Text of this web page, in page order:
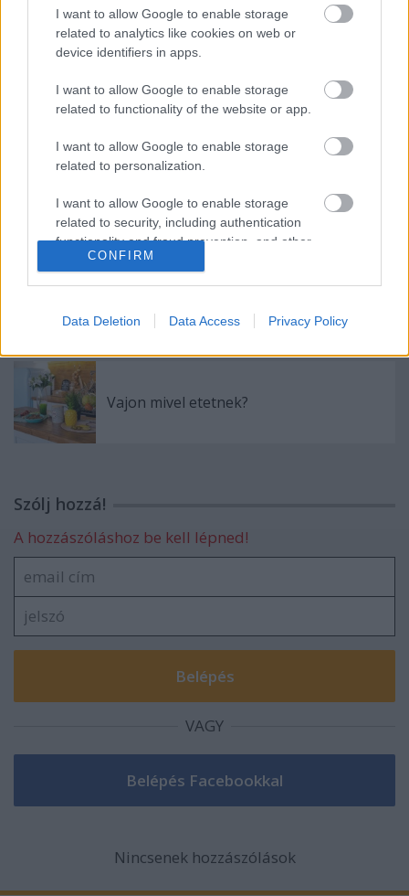
I want to allow Google to enable storage
related to analytics like cookies on web or
device identifiers in apps.
I want to allow Google to enable storage
related to functionality of the website or app.
I want to allow Google to enable storage
related to personalization.
I want to allow Google to enable storage
related to security, including authentication
functionality and fraud prevention, and other
user protection.
CONFIRM
Data Deletion Data Access Privacy Policy
Mangó, avagy a szívemben már nyár van
Tavaszi gasztro-art: citromszuflé
Félelmetes falatok: hódíts hétvégén
Hitchcock-pitével!
Vajon mivel etetnek?
Szólj hozzá!
A hozzászóláshoz be kell lépned!
VAGY
Nincsenek hozzászólások